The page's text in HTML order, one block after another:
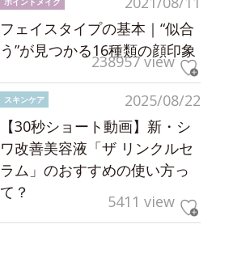
フェイスタイプの基本｜“似合
う”が見つかる16種類の顔印象
238957 view
2025/08/22
スキンケア
【30秒ショート動画】新・シ
ワ改善美容液「ザ リンクルセ
ラム」のおすすめの使い方っ
て？
5411 view